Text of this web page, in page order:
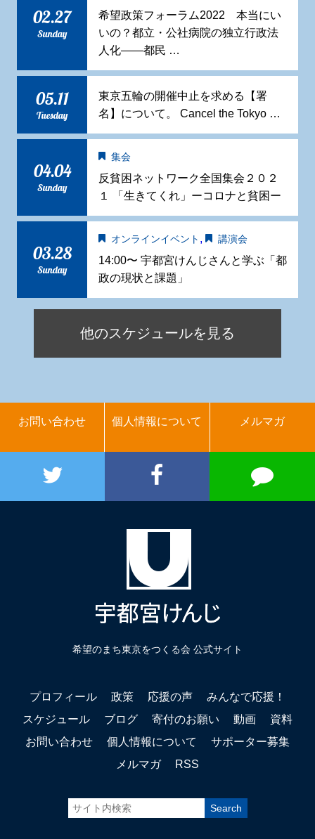
02.27
Sunday
希望政策フォーラム2022 本当にい
いの？都立・公社病院の独立行政法
人化——都民 …
05.11
Tuesday
東京五輪の開催中止を求める【署
名】について。 Cancel the Tokyo …
04.04
Sunday
集会
反貧困ネットワーク全国集会２０２
１ 「生きてくれ」ーコロナと貧困ー
03.28
Sunday
オンラインイベント , 講演会
14:00〜 宇都宮けんじさんと学ぶ「都
政の現状と課題」
他のスケジュールを見る
お問い合わせ 個人情報について メルマガ
希望のまち東京をつくる会 公式サイト
プロフィール 政策 応援の声
みんなで応援！
スケジュール
ブログ 寄付のお願い 動画
資料
お問い合わせ
個人情報について
サポーター募集
メルマガ
RSS